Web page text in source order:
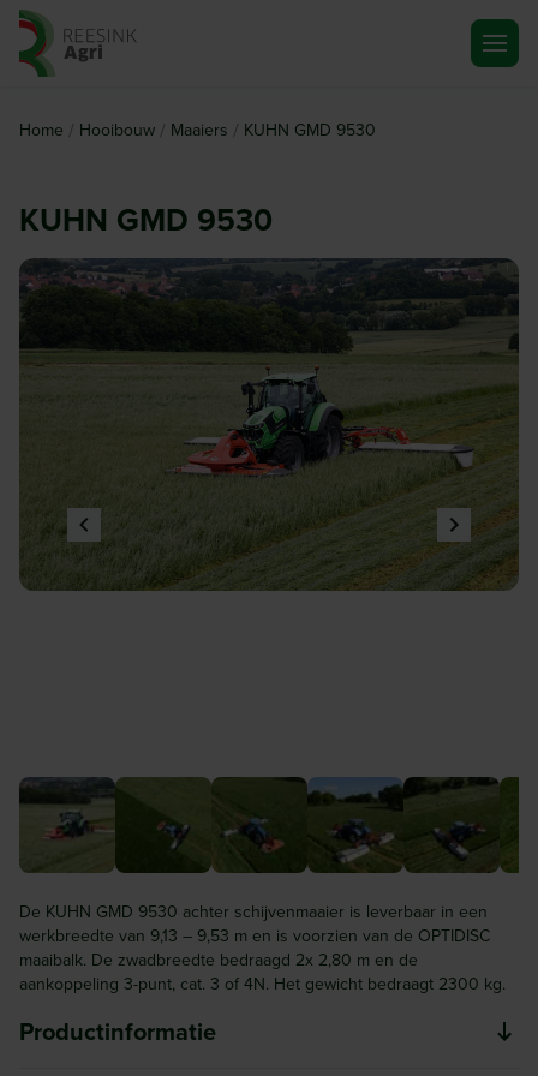
Home / Hooibouw / Maaiers / KUHN GMD 9530
KUHN GMD 9530
De KUHN GMD 9530 achter schijvenmaaier is leverbaar in een
werkbreedte van 9,13 – 9,53 m en is voorzien van de OPTIDISC
maaibalk. De zwadbreedte bedraagd 2x 2,80 m en de
aankoppeling 3-punt, cat. 3 of 4N. Het gewicht bedraagt 2300 kg.
Productinformatie